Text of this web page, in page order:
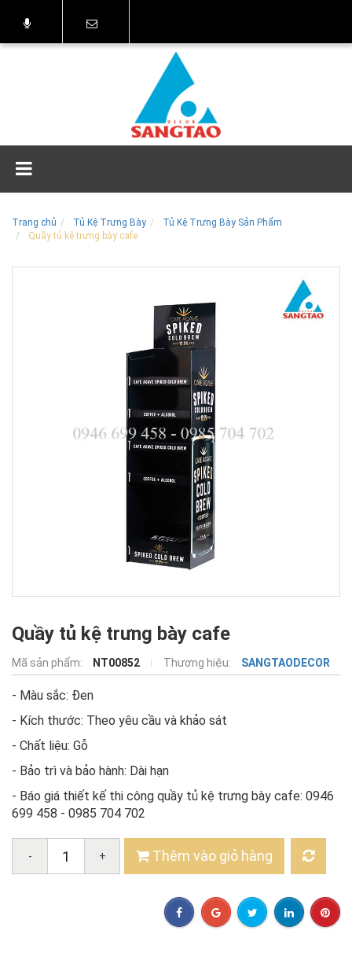
Trang chủ Tủ Kệ Trưng Bày
Tủ Kệ Trưng Bày Sản Phẩm
Quầy tủ kệ trưng bày cafe
Quầy tủ kệ trưng bày cafe
Mã sản phẩm: NT00852 Thương hiệu: SANGTAODECOR
- Màu sắc: Đen
- Kích thước: Theo yêu cầu và khảo sát
- Chất liệu: Gỗ
- Bảo trì và bảo hành: Dài hạn
- Báo giá thiết kế thi công quầy tủ kệ trưng bày cafe: 0946
699 458 - 0985 704 702
- + Thêm vào giỏ hàng